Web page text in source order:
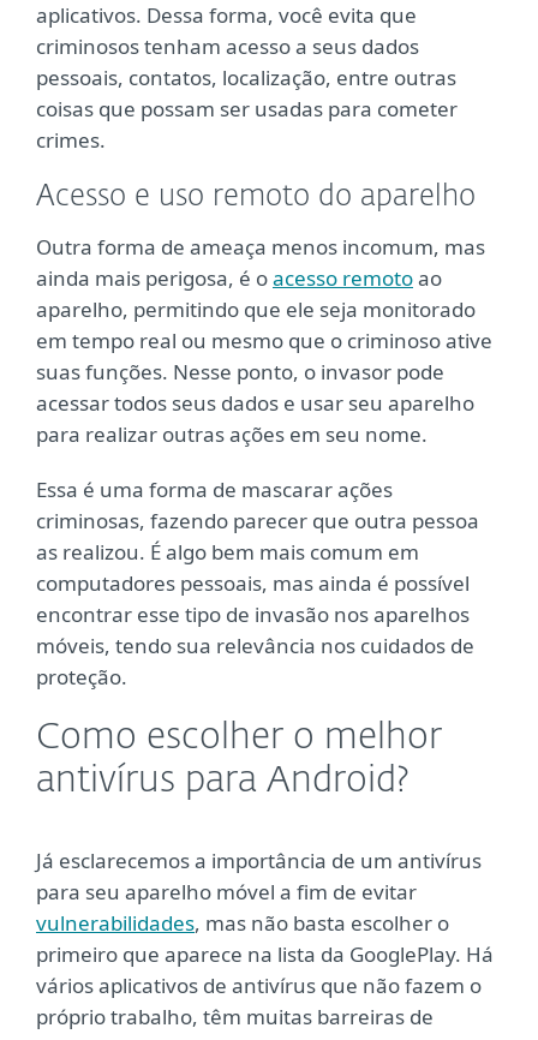
aplicativos. Dessa forma, você evita que
criminosos tenham acesso a seus dados
pessoais, contatos, localização, entre outras
coisas que possam ser usadas para cometer
crimes.
Acesso e uso remoto do aparelho
Outra forma de ameaça menos incomum, mas
ainda mais perigosa, é oacesso remotoao
aparelho, permitindo que ele seja monitorado
em tempo real ou mesmo que o criminoso ative
suas funções. Nesse ponto, o invasor pode
acessar todos seus dados e usar seu aparelho
para realizar outras ações em seu nome.
Essa é uma forma de mascarar ações
criminosas, fazendo parecer que outra pessoa
as realizou. É algo bem mais comum em
computadores pessoais, mas ainda é possível
encontrar esse tipo de invasão nos aparelhos
móveis, tendo sua relevância nos cuidados de
proteção.
Como escolher o melhor
antivírus para Android?
Já esclarecemos a importância de um antivírus
para seu aparelho móvel a fim de evitar
vulnerabilidades, mas não basta escolher o
primeiro que aparece na lista da GooglePlay. Há
vários aplicativos de antivírus que não fazem o
próprio trabalho, têm muitas barreiras de